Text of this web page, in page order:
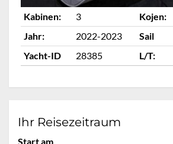
Kabinen: 3 Kojen:
Jahr:
2022-2023 Sail
Yacht-ID
28385 L/T:
Ihr Reisezeitraum
Start am